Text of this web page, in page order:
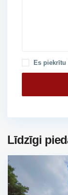
Es piekrītu
Līdzīgi